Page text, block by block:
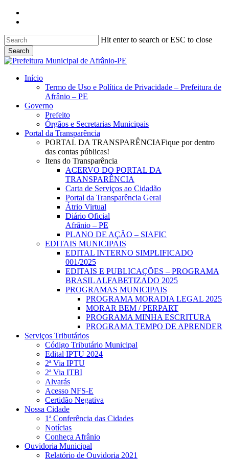
Skip
content
Hit enter to search or ESC to close
Search
Close
search
Menu
Início
Termo de Uso e Política de Privacidade – Prefeitura de
Afrânio – PE
Governo
Prefeito
Órgãos e Secretarias Municipais
Portal da Transparência
PORTAL DA TRANSPARÊNCIAFique por dentro
das contas públicas!
Itens do Transparência
ACERVO DO PORTAL DA
TRANSPARÊNCIA
Carta de Serviços ao Cidadão
Portal da Transparência Geral
Átrio Virtual
Diário Oficial
Afrânio – PE
PLANO DE AÇÃO – SIAFIC
EDITAIS MUNICIPAIS
EDITAL INTERNO SIMPLIFICADO
001/2025
EDITAIS E PUBLICAÇÕES – PROGRAMA
BRASIL ALFABETIZADO 2025
PROGRAMAS MUNICIPAIS
PROGRAMA MORADIA LEGAL 2025
MORAR BEM / PERPART
PROGRAMA MINHA ESCRITURA
PROGRAMA TEMPO DE APRENDER
Serviços Tributários
Código Tributário Municipal
Edital IPTU 2024
2ª Via IPTU
2ª Via ITBI
Alvarás
Acesso NFS-E
Certidão Negativa
Nossa Cidade
1ª Conferência das Cidades
Notícias
Conheça Afrânio
Ouvidoria Municipal
Relatório de Ouvidoria 2021